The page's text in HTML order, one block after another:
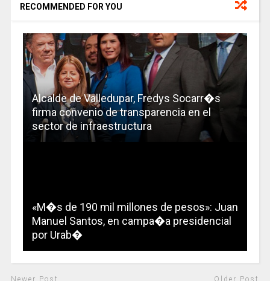
RECOMMENDED FOR YOU
Alcalde de Valledupar, Fredys Socarr�s
firma convenio de transparencia en el
sector de infraestructura
«M�s de 190 mil millones de pesos»: Juan
Manuel Santos, en campa�a presidencial
por Urab�
Newer Post Older Post